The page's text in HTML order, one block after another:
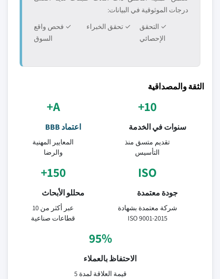
درجات الموثوقية في البيانات:
✓ التحقق
الإحصائي
✓ تحقق الخبراء
✓ فحص واقع
السوق
الثقة والمصداقية
10+
سنوات في الخدمة
تقديم متسق منذ
التأسيس
A+
اعتماد BBB
المعايير المهنية
والرضا
ISO
جودة معتمدة
شركة معتمدة بشهادة
ISO 9001-2015
150+
محللو الأبحاث
عبر أكثر من 10
قطاعات صناعية
95%
الاحتفاظ بالعملاء
قيمة العلاقة لمدة 5